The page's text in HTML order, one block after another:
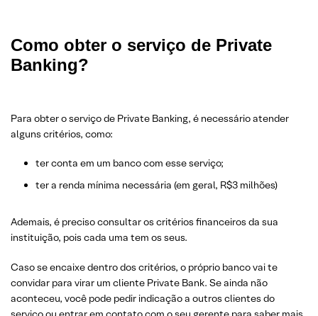
Como obter o serviço de Private
Banking?
Para obter o serviço de Private Banking, é necessário atender
alguns critérios, como:
ter conta em um banco com esse serviço;
ter a renda mínima necessária (em geral, R$3 milhões)
Ademais, é preciso consultar os critérios financeiros da sua
instituição, pois cada uma tem os seus.
Caso se encaixe dentro dos critérios, o próprio banco vai te
convidar para virar um cliente Private Bank. Se ainda não
aconteceu, você pode pedir indicação a outros clientes do